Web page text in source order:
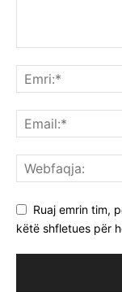
Ruaj emrin tim,
këtë shfletues për